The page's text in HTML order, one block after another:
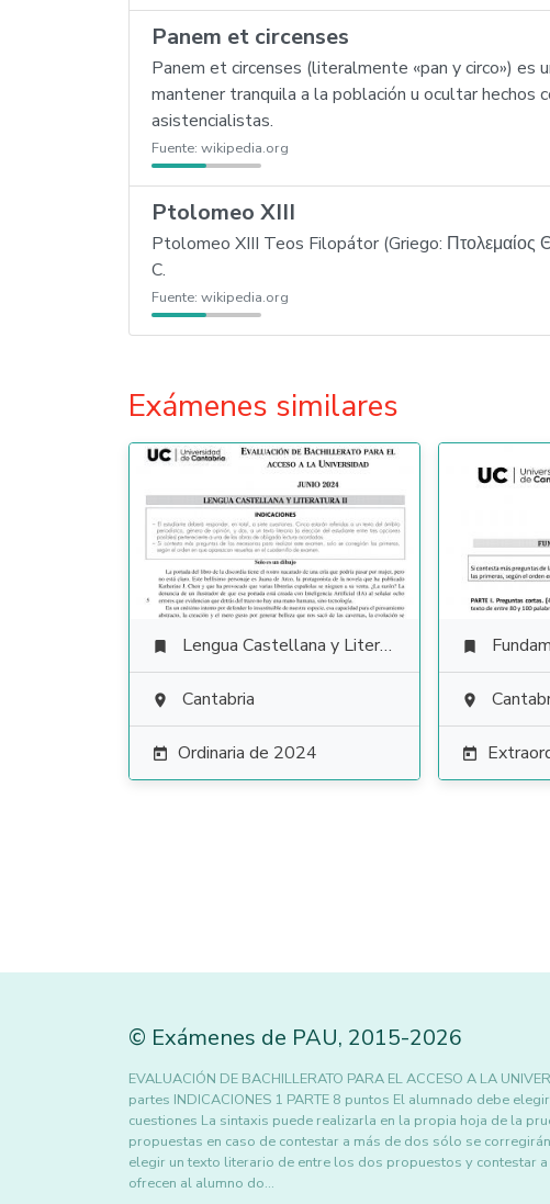
Panem et circenses
Panem et circenses (literalmente «pan y circo») es
mantener tranquila a la población u ocultar
asistencialistas.
Fuente: wikipedia.org
Ptolomeo XIII
Ptolomeo XIII Teos Filopátor (Griego:
C.
Fuente: wikipedia.org
Exámenes similares
 Lengua Castellana y Literatura
 Cantabria
 Ordinaria de 2024



© Exámenes de PAU, 2015-2026
EVALUACIÓN DE BACHILLERATO PARA EL ACCESO A LA
partes INDICACIONES 1 PARTE 8 puntos El alumnado debe
cuestiones La sintaxis puede realizarla en la propia hoja de la
propuestas en caso de contestar a más de dos sólo se
elegir un texto literario de entre los dos propuestos y contestar
ofrecen al alumno do…